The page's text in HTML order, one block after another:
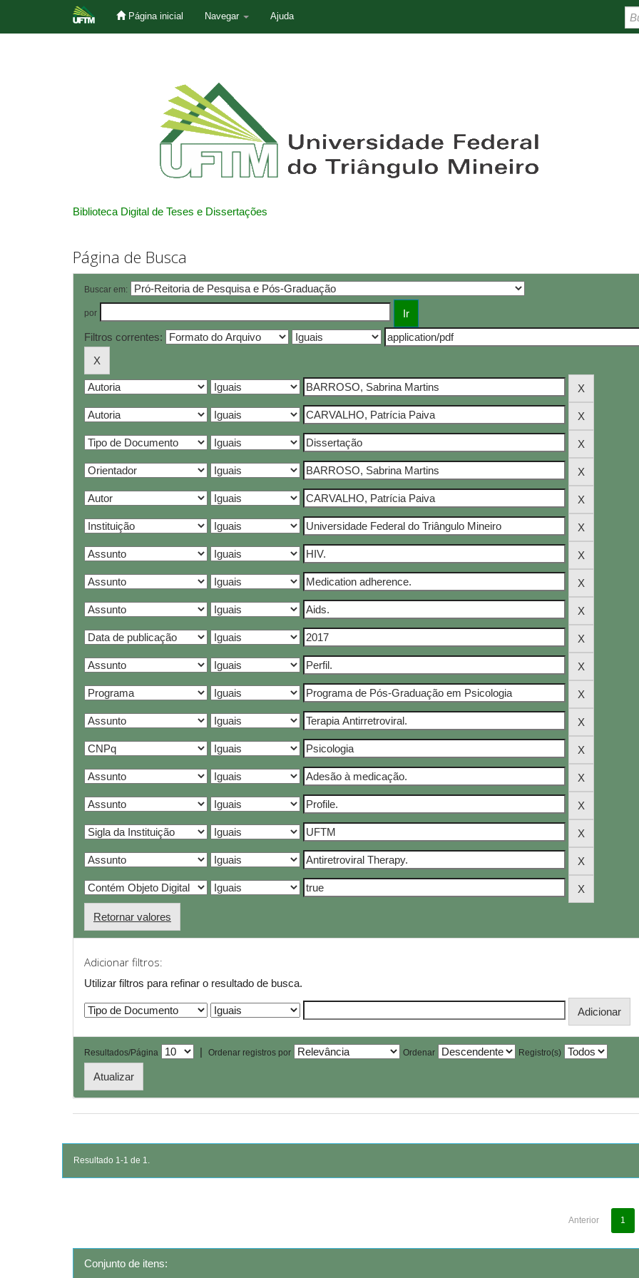
Página inicial Navegar Ajuda
Biblioteca Digital de Teses e Dissertações
Página de Busca
Buscar em:
por
Filtros correntes:
Retornar valores
Adicionar filtros:
Utilizar filtros para refinar o resultado de busca.
Resultados/Página | Ordenar registros por Ordenar Registro(s)
Resultado 1-1 de 1.
Anterior 1
Conjunto de itens: